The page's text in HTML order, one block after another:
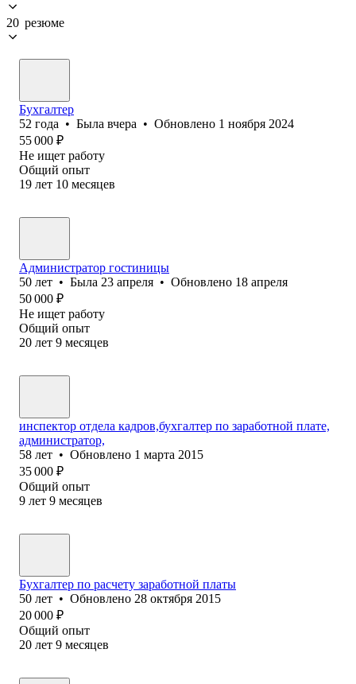
20 резюме
Бухгалтер
52 года • Была вчера • Обновлено 1 ноября 2024
55 000 ₽
Не ищет работу
Общий опыт
19 лет 10 месяцев
Администратор гостиницы
50 лет • Была 23 апреля • Обновлено 18 апреля
50 000 ₽
Не ищет работу
Общий опыт
20 лет 9 месяцев
инспектор отдела кадров,бухгалтер по заработной плате,
администратор,
58 лет • Обновлено 1 марта 2015
35 000 ₽
Общий опыт
9 лет 9 месяцев
Бухгалтер по расчету заработной платы
50 лет • Обновлено 28 октября 2015
20 000 ₽
Общий опыт
20 лет 9 месяцев